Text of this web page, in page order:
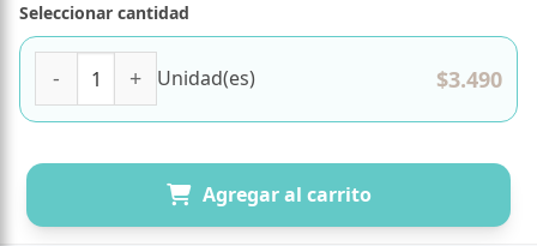
Seleccionar cantidad
Unidad(es) $3.490
Agregar al carrito